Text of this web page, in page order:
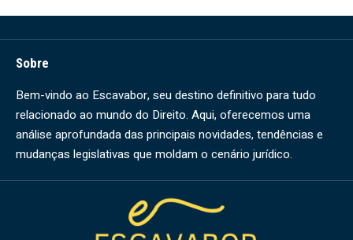
Sobre
Bem-vindo ao Escavabor, seu destino definitivo para tudo
relacionado ao mundo do Direito. Aqui, oferecemos uma
análise aprofundada das principais novidades, tendências e
mudanças legislativas que moldam o cenário jurídico.